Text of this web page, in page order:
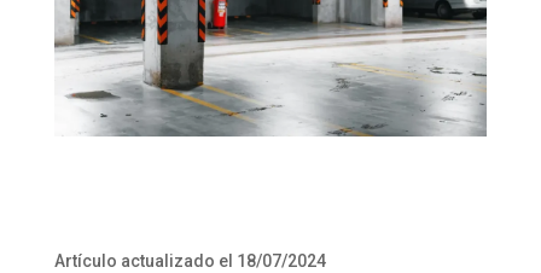
Artículo actualizado el 18/07/2024